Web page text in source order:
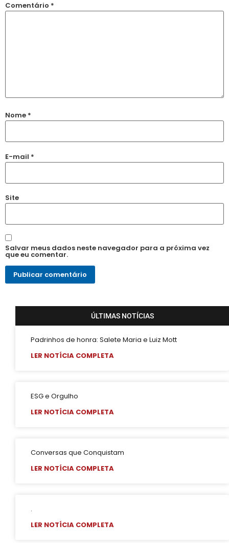
Comentário *
Nome *
E-mail *
Site
Salvar meus dados neste navegador para a próxima vez
que eu comentar.
ÚLTIMAS NOTÍCIAS
Padrinhos de honra: Salete Maria e Luiz Mott
LER NOTÍCIA COMPLETA
ESG e Orgulho
LER NOTÍCIA COMPLETA
Conversas que Conquistam
LER NOTÍCIA COMPLETA
.
LER NOTÍCIA COMPLETA